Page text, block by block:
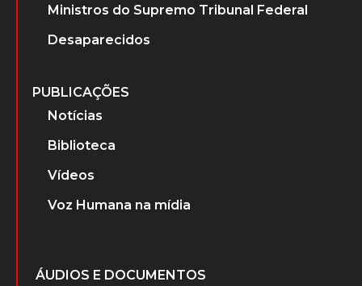
Ministros do Supremo Tribunal Federal
Desaparecidos
PUBLICAÇÕES
Notícias
Biblioteca
Vídeos
Voz Humana na mídia
ÁUDIOS E DOCUMENTOS